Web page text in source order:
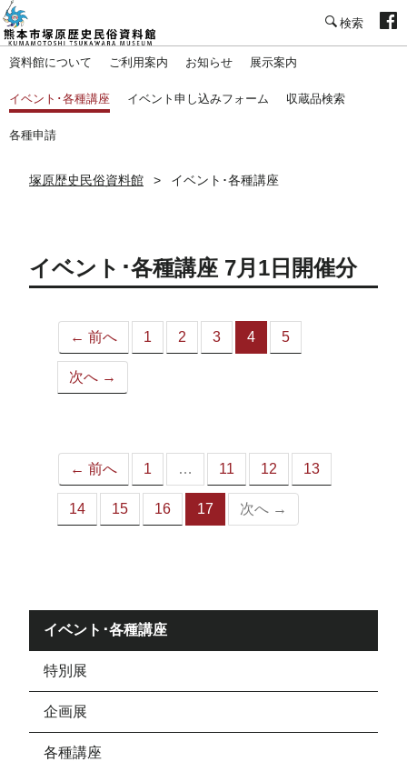
資料館について ご利用案内 お知らせ 展示案内
イベント･各種講座 イベント申し込みフォーム 収蔵品検索
各種申請
塚原歴史民俗資料館 イベント･各種講座
イベント･各種講座 7月1日開催分
← 前へ 1 2 3 4
（こ
5
次へ →
← 前へ 1 … 11 12 13
14 15 16 17
（こ
次へ →
イベント･各種講座
特別展
企画展
各種講座